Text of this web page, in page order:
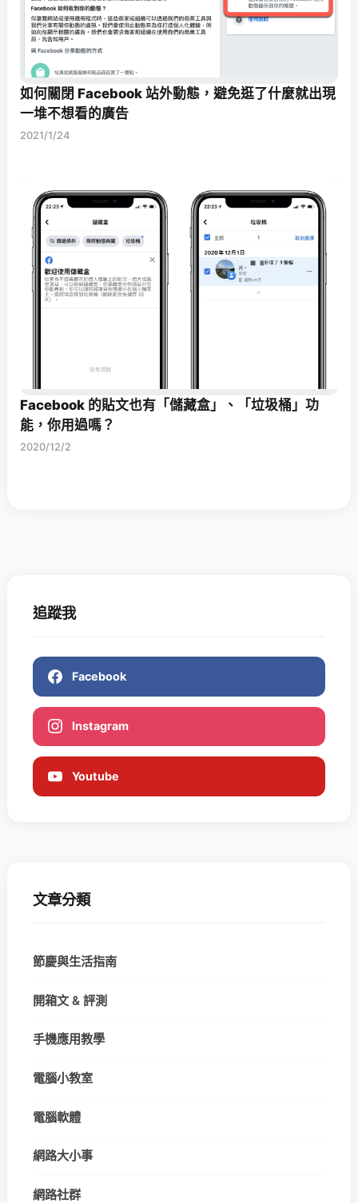
如何關閉 Facebook 站外動態，避免逛了什麼就出現
一堆不想看的廣告
2021/1/24
Facebook 的貼文也有「儲藏盒」、「垃圾桶」功
能，你用過嗎？
2020/12/2
追蹤我
Facebook
Instagram
Youtube
文章分類
節慶與生活指南
開箱文 & 評測
手機應用教學
電腦小教室
電腦軟體
網路大小事
網路社群